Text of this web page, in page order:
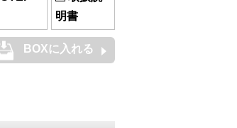
明書
BOXに入れる